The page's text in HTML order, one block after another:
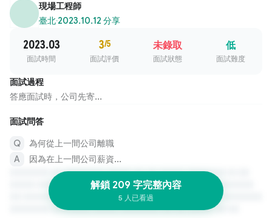
現場工程師
臺北·2023.10.12 分享
2023.03
面試時間
3/5
面試評價
未錄取
面試狀態
低
面試難度
面試過程
答應面試時，公司先寄...
面試問答
為何從上一間公司離職
因為在上一間公司薪資...
解鎖 209 字完整內容
5 人已看過